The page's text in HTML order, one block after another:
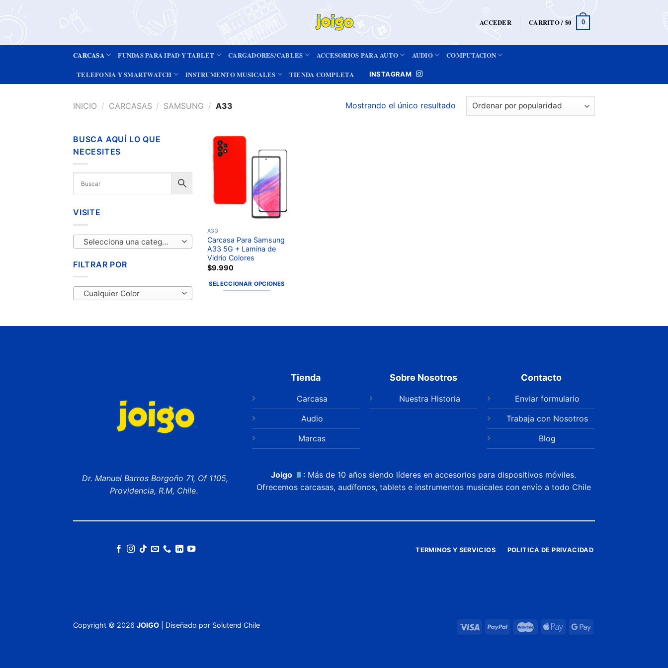
ACCEDER CARRITO / $0 0
CARCASA FUNDAS PARA IPAD Y TABLET CARGADORES/CABLES ACCESORIOS PARA AUTO AUDIO COMPUTACION
TELEFONIA Y SMARTWATCH INSTRUMENTO MUSICALES TIENDA COMPLETA INSTAGRAM
INICIO / CARCASAS / SAMSUNG / A33 Mostrando el único resultado
BUSCA AQUÍ LO QUE
NECESITES
VISITE
Selecciona una categoría
FILTRAR POR
Cualquier Color
Añadir
a la
lista de
deseos
A33
Carcasa Para Samsung
A33 5G + Lamina de
Vidrio Colores
$9.990
SELECCIONAR OPCIONES
Dr. Manuel Barros Borgoño 71, Of 1105,
Providencia, R.M, Chile.
Tienda
Carcasa
Audio
Marcas
Sobre Nosotros
Nuestra Historia
Contacto
Enviar formulario
Trabaja con Nosotros
Blog
Joigo
: Más de 10 años siendo líderes en accesorios para dispositivos móviles.
Ofrecemos carcasas, audífonos, tablets e instrumentos musicales con envío a todo Chile
TERMINOS Y SERVICIOS POLITICA DE PRIVACIDAD
Copyright © 2026 JOIGO | Diseñado por Solutend Chile